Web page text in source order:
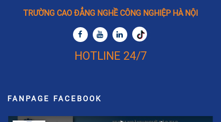
TRƯỜNG CAO ĐẲNG NGHỀ CÔNG NGHIỆP HÀ NỘI
HOTLINE 24/7
FANPAGE FACEBOOK